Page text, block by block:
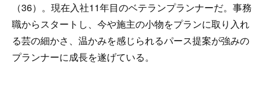
（36）。現在入社11年目のベテランプランナーだ。事務
職からスタートし、今や施主の小物をプランに取り入れ
る芸の細かさ、温かみを感じられるパース提案が強みの
プランナーに成長を遂げている。